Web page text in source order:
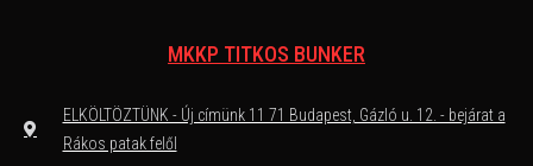
MKKP TITKOS BUNKER
ELKÖLTÖZTÜNK - Új címünk 11 71 Budapest, Gázló u. 12. - bejárat a
Rákos patak felől